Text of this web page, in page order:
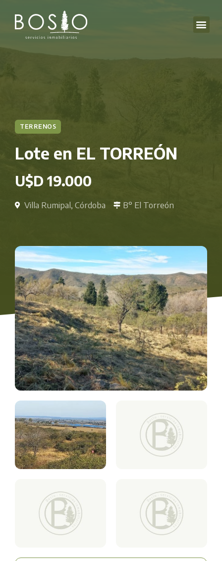
TERRENOS
Lote en EL TORREÓN
U$D 19.000
Villa Rumipal, Córdoba B° El Torreón